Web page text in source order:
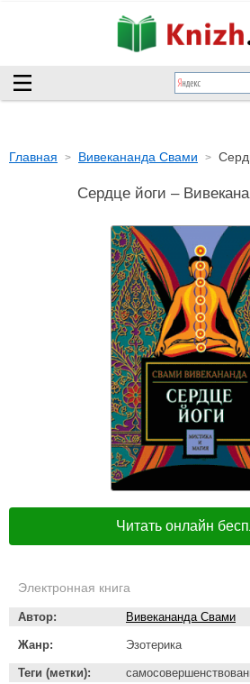
Главная Вивекананда Свами
Сердце йоги –
Читать онлайн
Электронная книга
Автор: Вивекананда Свами
Жанр: Эзотерика
Теги (метки):